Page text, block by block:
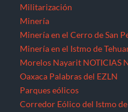
Militarización
Minería
Minería en el Cerro de San
Minería en el Istmo de
Morelos Nayarit NOTICIAS
Oaxaca Palabras del EZLN
Parques eólicos
Corredor Eólico del Istmo